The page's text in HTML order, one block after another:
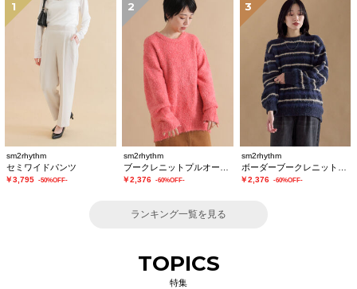
1
sm2rhythm
セミワイドパンツ
￥3,795 -50%OFF-
2
sm2rhythm
￥2,376 -60%OFF-
3
sm2rhythm
￥2,376 -60%OFF-
ランキング一覧を見る
TOPICS
特集